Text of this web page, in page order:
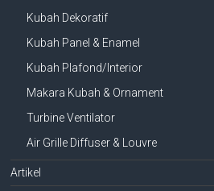
Kubah Dekoratif
Kubah Panel & Enamel
Kubah Plafond/Interior
Makara Kubah & Ornament
Turbine Ventilator
Air Grille Diffuser & Louvre
Artikel